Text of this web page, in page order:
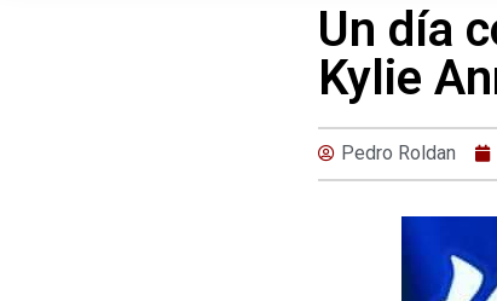
Un día
Kylie
Pedro Roldan